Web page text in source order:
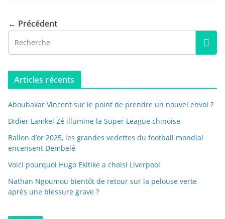
← Précédent
Articles récents
Aboubakar Vincent sur le point de prendre un nouvel envol ?
Didier Lamkel Zé illumine la Super League chinoise
Ballon d’or 2025, les grandes vedettes du football mondial
encensent Dembelé
Voici pourquoi Hugo Ekitike a choisi Liverpool
Nathan Ngoumou bientôt de retour sur la pelouse verte
après une blessure grave ?